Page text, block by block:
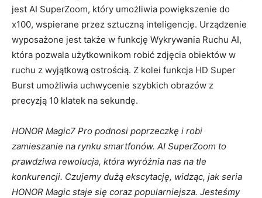
jest AI SuperZoom, który umożliwia powiększenie do
x100, wspierane przez sztuczną inteligencję. Urządzenie
wyposażone jest także w funkcję Wykrywania Ruchu AI,
która pozwala użytkownikom robić zdjęcia obiektów w
ruchu z wyjątkową ostrością. Z kolei funkcja HD Super
Burst umożliwia uchwycenie szybkich obrazów z
precyzją 10 klatek na sekundę.
HONOR Magic7 Pro podnosi poprzeczkę i robi
zamieszanie na rynku smartfonów. AI SuperZoom to
prawdziwa rewolucja, która wyróżnia nas na tle
konkurencji. Czujemy dużą ekscytację, widząc, jak seria
HONOR Magic staje się coraz popularniejsza. Jesteśmy